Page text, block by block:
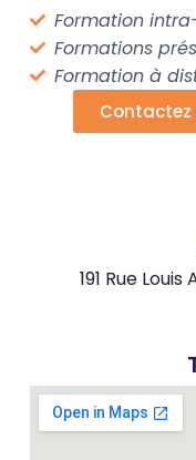
Formation
Formations
Formation à
191 Rue